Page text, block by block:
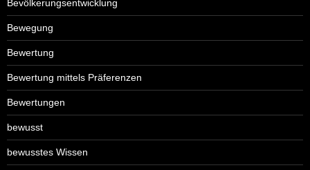
Bevölkerungsentwicklung
Bewegung
Bewertung
Bewertung mittels Präferenzen
Bewertungen
bewusst
bewusstes Wissen